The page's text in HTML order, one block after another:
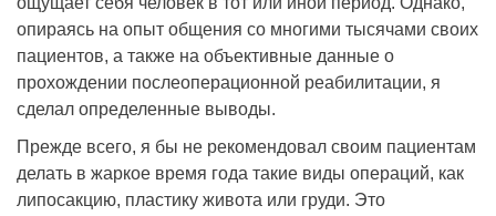
опираясь на опыт общения со многими тысячами своих
пациентов, а также на объективные данные о
прохождении послеоперационной реабилитации, я
сделал определенные выводы.
Прежде всего, я бы не рекомендовал своим пациентам
делать в жаркое время года такие виды операций, как
липосакцию, пластику живота или груди. Это